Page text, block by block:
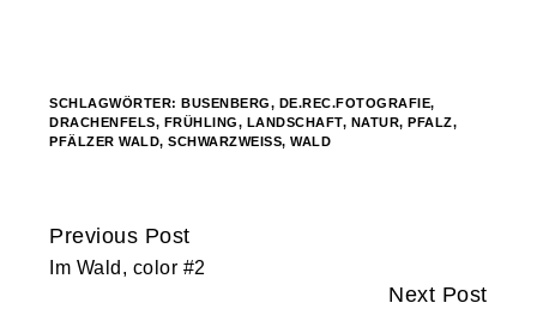
SCHLAGWÖRTER:BUSENBERG, DE.REC.FOTOGRAFIE,
DRACHENFELS, FRÜHLING, LANDSCHAFT, NATUR,PFALZ,
PFÄLZER WALD,SCHWARZWEISS ,WALD
Continue
Reading
Previous Post
Im Wald, color #2
Next Post